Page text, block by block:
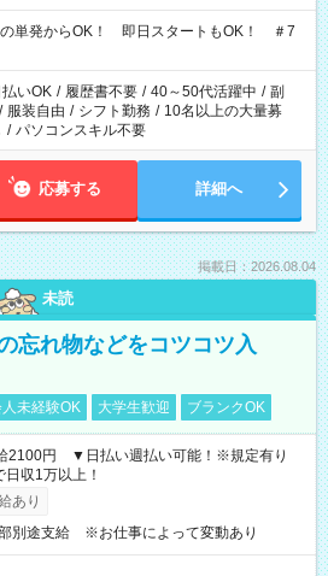
～22:00 22:00～翌6:00 など
単発からOK！ 即日スタートもOK！ ＃7
払いOK / 履歴書不要 / 40～50代活躍中 / 副
/ 服装自由 / シフト勤務 / 10名以上の大量募
/ パソコンスキル不要
応募する 詳細へ
掲載日：2026.08.04
未読
忘れ物などをコツコツ入
未経験OK 大学生歓迎 ブランクOK
2100円 ▼日払い週払い可能！※規定有り
収1万以上！
あり
別途支給 ※お仕事によって変動あり